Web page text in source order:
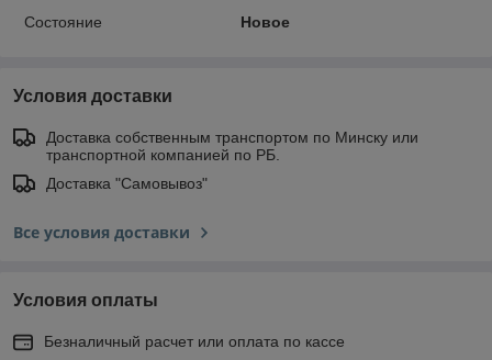
Состояние
Новое
Условия доставки
Доставка собственным транспортом по Минску или
транспортной компанией по РБ.
Доставка "Самовывоз"
Все условия доставки
Условия оплаты
Безналичный расчет или оплата по кассе